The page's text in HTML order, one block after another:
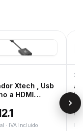
productos en
Gestión de RMA
de Defensa del
Xtech , Usb
a HDMI
· IVA incluido
1,